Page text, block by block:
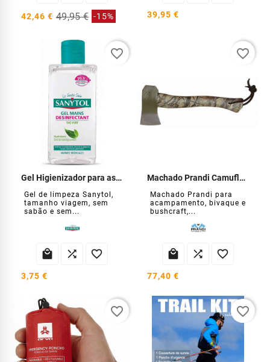
42,46 € 49,95 € -15% 39,95 €
Gel Higienizador para as Mãos 75 ml
Gel de limpeza Sanytol,
tamanho viagem, sem
sabão e sem...
  
3,75 €
favorite_border
Machado Prandi Camuflado Edição Especial
Machado Prandi para
acampamento, bivaque e
bushcraft,...
  
77,40 €
favorite_border
favorite_border favorite_border